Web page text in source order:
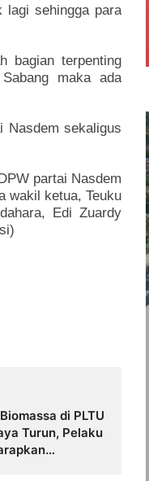
lagi sehingga para
bagian terpenting
maka ada
Nasdem sekaligus
partai Nasdem
wakil ketua, Teuku
Edi Zuardy
di PLTU
Turun, Pelaku